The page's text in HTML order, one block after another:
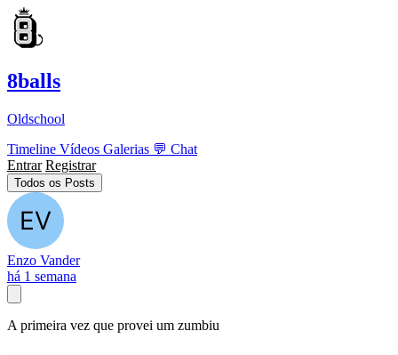
8balls
Oldschool
Timeline Vídeos Galerias 💬 Chat
Entrar Registrar
Todos os Posts
Enzo Vander
há 1 semana
A primeira vez que provei um zumbiu